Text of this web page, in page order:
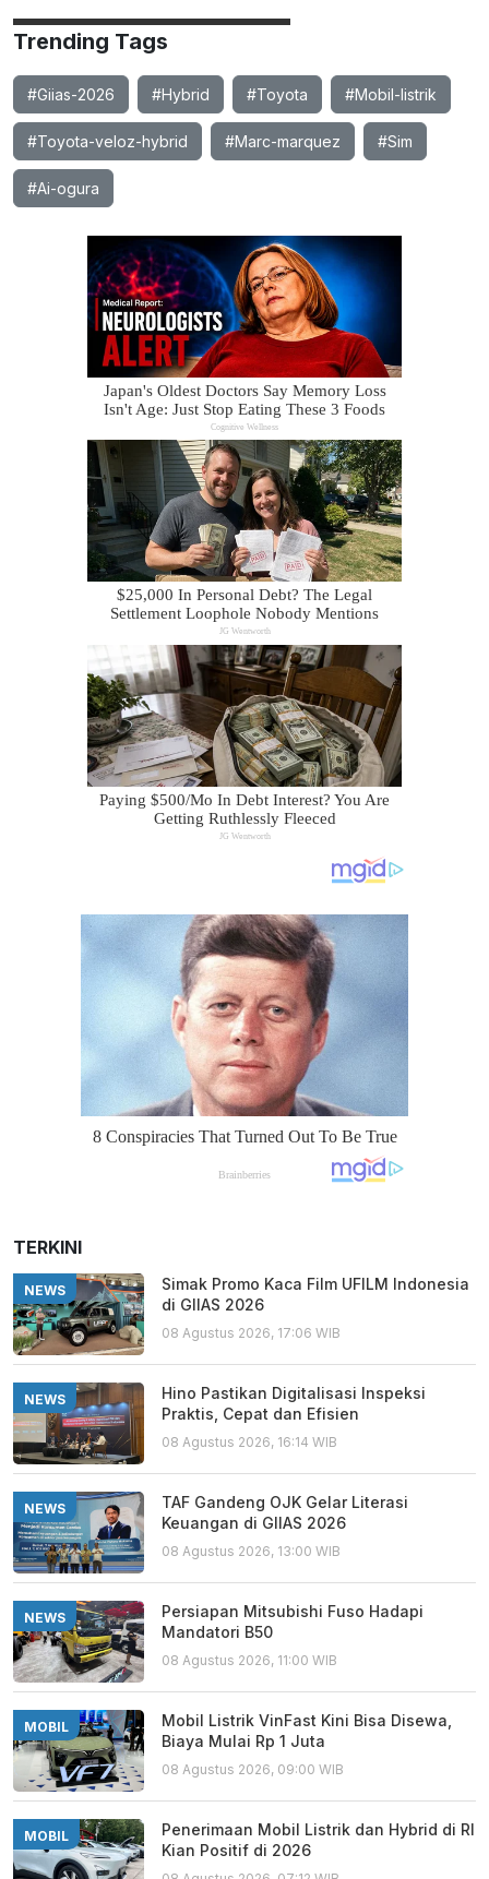
Trending Tags
#Giias-2026 #Hybrid #Toyota #Mobil-listrik
#Toyota-veloz-hybrid #Marc-marquez #Sim
#Ai-ogura
TERKINI
NEWS
Simak Promo Kaca Film UFILM Indonesia
di GIIAS 2026
08 Agustus 2026, 17:06 WIB
NEWS
Hino Pastikan Digitalisasi Inspeksi
Praktis, Cepat dan Efisien
08 Agustus 2026, 16:14 WIB
NEWS
TAF Gandeng OJK Gelar Literasi
Keuangan di GIIAS 2026
08 Agustus 2026, 13:00 WIB
NEWS
Persiapan Mitsubishi Fuso Hadapi
Mandatori B50
08 Agustus 2026, 11:00 WIB
MOBIL
Mobil Listrik VinFast Kini Bisa Disewa,
Biaya Mulai Rp 1 Juta
08 Agustus 2026, 09:00 WIB
MOBIL
Penerimaan Mobil Listrik dan Hybrid di RI
Kian Positif di 2026